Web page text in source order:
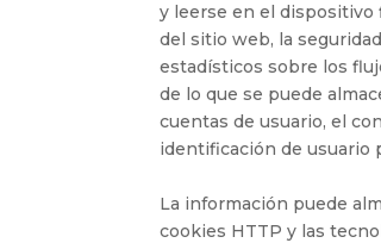
y leerse en el dispositivo
del sitio web, la
estadísticos sobre los
de lo que se puede
cuentas de usuario, el
identificación de usuario
La información puede
cookies HTTP y las